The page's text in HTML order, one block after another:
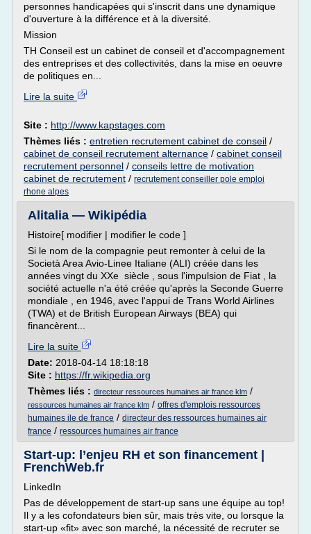
personnes handicapées qui s'inscrit dans une dynamique
d'ouverture à la différence et à la diversité.
Mission
TH Conseil est un cabinet de conseil et d'accompagnement
des entreprises et des collectivités, dans la mise en oeuvre
de politiques en...
Lire la suite
Site : http://www.kapstages.com
Thèmes liés : entretien recrutement cabinet de conseil /
cabinet de conseil recrutement alternance / cabinet conseil
recrutement personnel / conseils lettre de motivation
cabinet de recrutement / recrutement conseiller pole emploi
rhone alpes
Alitalia — Wikipédia
Histoire[ modifier | modifier le code ]
Si le nom de la compagnie peut remonter à celui de la
Società Area Avio-Linee Italiane (ALI) créée dans les
années vingt du XXe siècle , sous l'impulsion de Fiat , la
société actuelle n'a été créée qu'après la Seconde Guerre
mondiale , en 1946, avec l'appui de Trans World Airlines
(TWA) et de British European Airways (BEA) qui
financèrent...
Lire la suite
Date: 2018-04-14 18:18:18
Site : https://fr.wikipedia.org
Thèmes liés : directeur ressources humaines air france klm /
ressources humaines air france klm / offres d'emplois ressources
humaines ile de france / directeur des ressources humaines air
france / ressources humaines air france
Start-up: l’enjeu RH et son financement |
FrenchWeb.fr
LinkedIn
Pas de développement de start-up sans une équipe au top!
Il y a les cofondateurs bien sûr, mais très vite, ou lorsque la
start-up «fit» avec son marché, la nécessité de recruter se